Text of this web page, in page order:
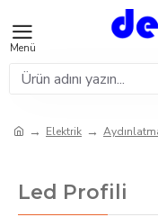
Elektrik
Led Profili